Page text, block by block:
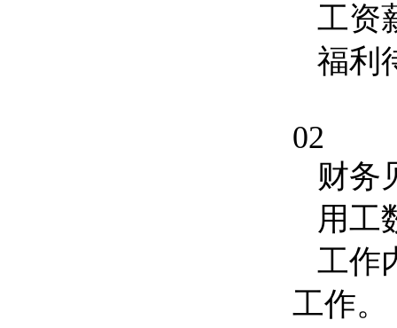
工资
福利
02
财务
用工
工作
工作。